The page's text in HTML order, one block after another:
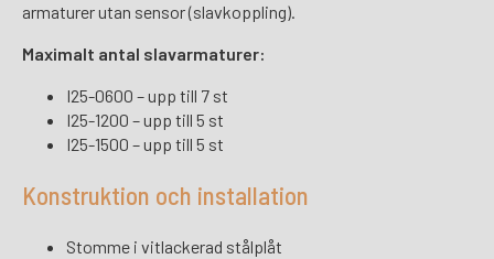
armaturer utan sensor (slavkoppling).
Maximalt antal slavarmaturer:
I25-0600 – upp till 7 st
I25-1200 – upp till 5 st
I25-1500 – upp till 5 st
Konstruktion och installation
Stomme i vitlackerad stålplåt